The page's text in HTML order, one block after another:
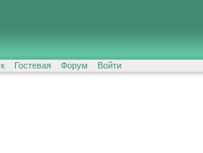
Гостевая Форум Войти